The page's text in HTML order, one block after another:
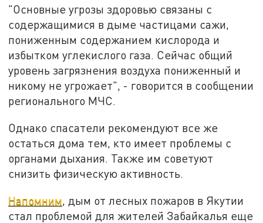
"Основные угрозы здоровью связаны с
содержащимися в дыме частицами сажи,
пониженным содержанием кислорода и
избытком углекислого газа. Сейчас общий
уровень загрязнения воздуха пониженный и
никому не угрожает", - говорится в сообщении
регионального МЧС.
Однако спасатели рекомендуют все же
остаться дома тем, кто имеет проблемы с
органами дыхания. Также им советуют
снизить физическую активность.
Напомним, дым от лесных пожаров в Якутии
стал проблемой для жителей Забайкалья еще